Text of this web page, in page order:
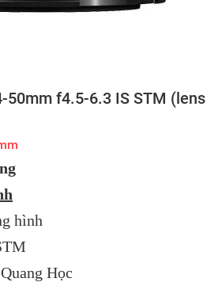
50mm f4.5-6.3 IS STM (lens
hình
Học